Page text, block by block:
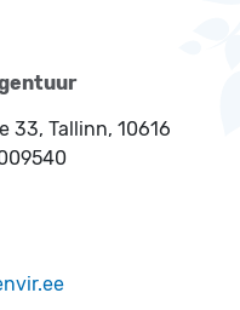
33, Tallinn, 10616